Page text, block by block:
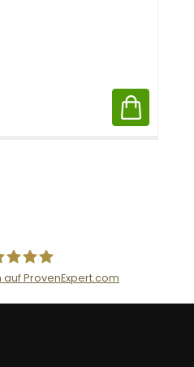
GmbH
ProvenExpert.com